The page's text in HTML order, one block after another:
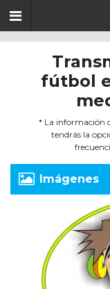
fútbol
* La información
tendrás la
Imágenes